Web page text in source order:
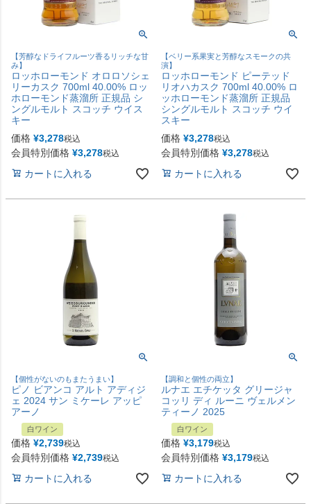
【芳醇なドライフルーツ香るリッチな甘
み】
ロッホローモンド オロロソシェ
リーカスク 700ml 40.00% ロッ
ホローモンド蒸溜所 正規品 シ
ングルモルト スコッチ ウイス
キー
価格 ¥3,278税込
会員特別価格 ¥3,278税込
カートに入れる
【ベリー系果実と芳醇なスモークの共
演】
ロッホローモンド ピーテッド
リオハカスク 700ml 40.00% ロ
ッホローモンド蒸溜所 正規品
シングルモルト スコッチ ウイ
スキー
価格 ¥3,278税込
会員特別価格 ¥3,278税込
カートに入れる
【個性がないのもまたうまい】
ピノ ビアンコ アルト アディジ
ェ 2024 サン ミケーレ アッピ
アーノ
白ワイン
価格 ¥2,739税込
会員特別価格 ¥2,739税込
カートに入れる
【調和と個性の両立】
ルナエ エチケッタ グリージャ
コッリ ディ ルーニ ヴェルメン
ティーノ 2025
白ワイン
価格 ¥3,179税込
会員特別価格 ¥3,179税込
カートに入れる